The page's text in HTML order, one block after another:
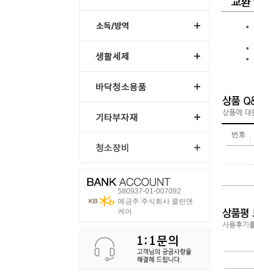
580937-01-007092
예금주:주식회사 클린앤
케어
번호